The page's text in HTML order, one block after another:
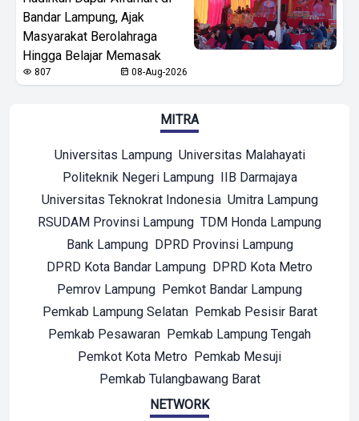
Bandar Lampung, Ajak
Masyarakat Berolahraga
Hingga Belajar Memasak
807 08-Aug-2026
MITRA
Universitas Lampung Universitas Malahayati
Politeknik Negeri Lampung IIB Darmajaya
Universitas Teknokrat Indonesia Umitra Lampung
RSUDAM Provinsi Lampung TDM Honda Lampung
Bank Lampung DPRD Provinsi Lampung
DPRD Kota Bandar Lampung DPRD Kota Metro
Pemrov Lampung Pemkot Bandar Lampung
Pemkab Lampung Selatan Pemkab Pesisir Barat
Pemkab Pesawaran Pemkab Lampung Tengah
Pemkot Kota Metro Pemkab Mesuji
Pemkab Tulangbawang Barat
NETWORK